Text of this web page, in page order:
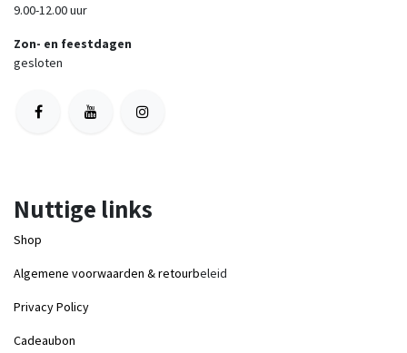
9.00-12.00 uur
Zon- en feestdagen
gesloten
Nuttige links
Shop
Algemene voorwaarden & retourbeleid
Privacy Policy
Cadeaubon